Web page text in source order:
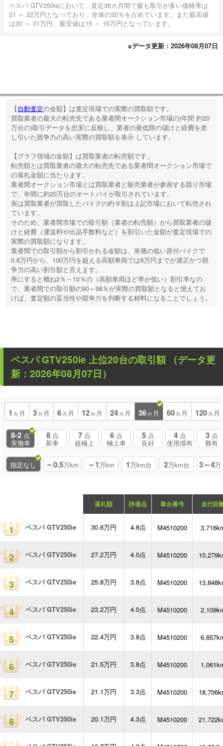
ベスパ GTV250ieにおいて。直近36カ月間で最も取引が多い価格帯は
21 ～ 22万円となっており、全体の20％を占めています。また最高値
は30 ～ 31万円、最安値は15 ～ 16万円となっています。
※データ更新：2026年08月07日
【自動査定の金額】 は査定現場での実際の買取額です。
買取業者の最大の転売先である業者間オークション市場の(年間 約20
万台の)取引データを忠実に反映し、業者の最低限の儲けと経費を差
し引いた競争力の高い実際の買取額を表示 しています。
【グラフ領域の金額】 は買取業者の転売額です。
転売額とは買取業者の最大の転売先である業者間オークション市場で
の落札金額に当たります。
業者間オークション市場とは買取業者と販売業者が参画する競り市場
で、年間に約20万台のオートバイが取引されています。
実は買取業者が買取したバイクの約９割は上記市場において転売され
ています。
そのため、業者間市場での取引額（業者の転売額）から買取業者の儲
けと経費（運送料や出品手数料など）を割引いた金額が査定現場での
実際の買取額になります。
業者間での取引額から割引かれる金額は、単価の低い原付バイクで
0.6万円から、100万円を超える高額車両では6万円までが適正かつ競
争力の高い割引額と言えます。
率にすると概ね2％～10％の（高額車両ほど率が低い）割引率なの
で、業者間での取引額の90～98％が実際の買取額となると憶えてお
けば、査定額の妥当性や競争力を判断する材料になることでしょう。
ベスパ GTV250ie 上位20台の取引額 （データ更
新：2026年08月07日）
1 ヵ月 3ヵ月 6ヵ月 12ヵ月 24ヵ月 36ヵ月 60ヵ月 120ヵ月
8-2 点
実働車
8 点
新車
7 点
超極上
6 点
極上車
5 点
良好
4 点
使用感有
3 点
難有
指定なし ～0.5万km ～1万km 1万km台 2万km台 3～4万
落札額 評価点 車台番号 走行距
1 ベスパ GTV250ie 30.6万円 4.8点 M4510200
2 ベスパ GTV250ie 27.2万円 4.0点 M4510200
3 ベスパ GTV250ie 25.8万円 3.8点 M4510200
4 ベスパ GTV250ie 23.2万円 4.0点 M4510200
5 ベスパ GTV250ie 22.4万円 3.8点 M4510200
6 ベスパ GTV250ie 21.5万円 3.8点 M4510200
7 ベスパ GTV250ie 21.1万円 3.3点 M4510200
8 ベスパ GTV250ie 20.1万円 4.3点 M4510200